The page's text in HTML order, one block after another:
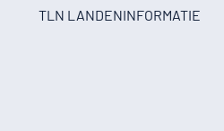
TLN LANDENINFORMATIE